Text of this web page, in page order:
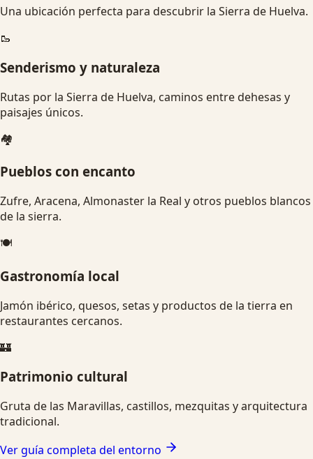
Una ubicación perfecta para descubrir la Sierra de Huelva.
🥾
Senderismo y naturaleza
Rutas por la Sierra de Huelva, caminos entre dehesas y
paisajes únicos.
🏘️
Pueblos con encanto
Zufre, Aracena, Almonaster la Real y otros pueblos blancos
de la sierra.
🍽️
Gastronomía local
Jamón ibérico, quesos, setas y productos de la tierra en
restaurantes cercanos.
🏰
Patrimonio cultural
Gruta de las Maravillas, castillos, mezquitas y arquitectura
tradicional.
Ver guía completa del entorno